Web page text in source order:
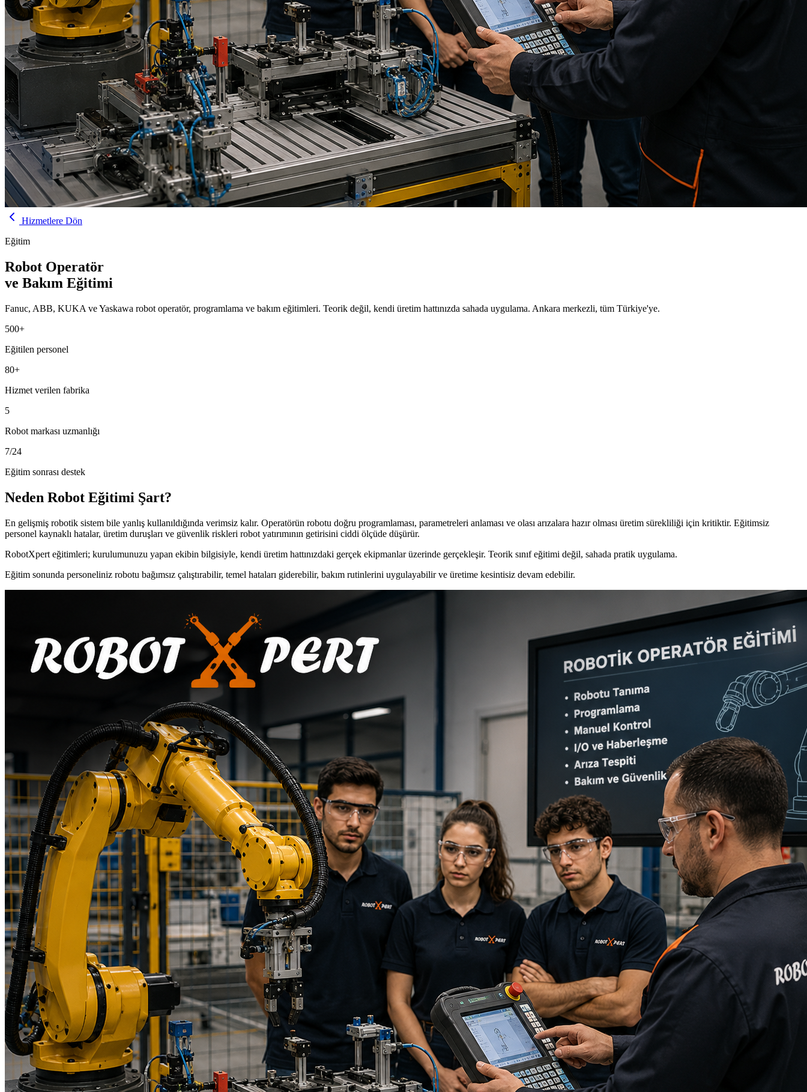
Hizmetlere Dön
Eğitim
Robot Operatör
ve Bakım Eğitimi
Fanuc, ABB, KUKA ve Yaskawa robot operatör, programlama ve bakım eğitimleri. Teorik değil, kendi üretim hattınızda sahada uygulama. Ankara merkezli, tüm Türkiye'ye.
500+
Eğitilen personel
80+
Hizmet verilen fabrika
5
Robot markası uzmanlığı
7/24
Eğitim sonrası destek
Neden Robot Eğitimi Şart?
En gelişmiş robotik sistem bile yanlış kullanıldığında verimsiz kalır. Operatörün robotu doğru programlaması, parametreleri anlaması ve olası arızalara hazır olması üretim sürekliliği için kritiktir. Eğitimsiz
personel kaynaklı hatalar, üretim duruşları ve güvenlik riskleri robot yatırımının getirisini ciddi ölçüde düşürür.
RobotXpert eğitimleri; kurulumunuzu yapan ekibin bilgisiyle, kendi üretim hattınızdaki gerçek ekipmanlar üzerinde gerçekleşir. Teorik sınıf eğitimi değil, sahada pratik uygulama.
Eğitim sonunda personeliniz robotu bağımsız çalıştırabilir, temel hataları giderebilir, bakım rutinlerini uygulayabilir ve üretime kesintisiz devam edebilir.